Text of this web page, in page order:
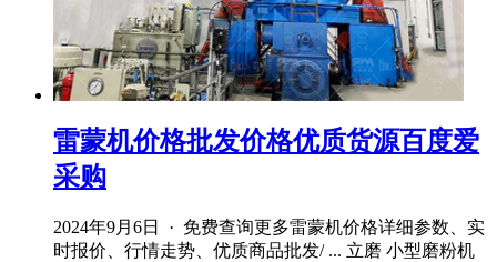
雷蒙机价格批发价格优质货源百度爱
采购
2024年9月6日 · 免费查询更多雷蒙机价格详细参数、实
时报价、行情走势、优质商品批发/ ... 立磨 小型磨粉机